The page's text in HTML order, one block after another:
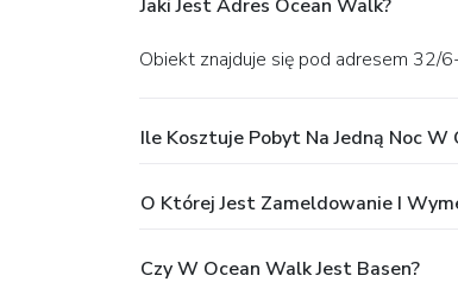
Jaki Jest Adres Ocean Walk?
Obiekt znajduje się pod adresem
Ile Kosztuje Pobyt Na Jedną Noc W
O Której Jest Zameldowanie I
Czy W Ocean Walk Jest Basen?